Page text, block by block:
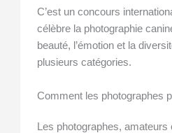
C’est un concours
célèbre la photographie
beauté, l’émotion et la
plusieurs catégories.
Comment les photographes
Les photographes, amateurs